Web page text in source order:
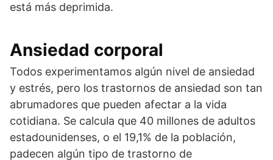
está más deprimida.
Ansiedad corporal
Todos experimentamos algún nivel de ansiedad
y estrés, pero los trastornos de ansiedad son tan
abrumadores que pueden afectar a la vida
cotidiana. Se calcula que 40 millones de adultos
estadounidenses, o el 19,1% de la población,
padecen algún tipo de trastorno de